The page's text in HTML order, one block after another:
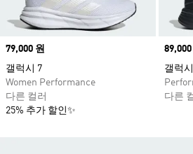
Price
79,000 원
갤럭시 7
Women Performance
다른 컬러
25% 추가 할인✨
Price
89,000
갤럭
다른